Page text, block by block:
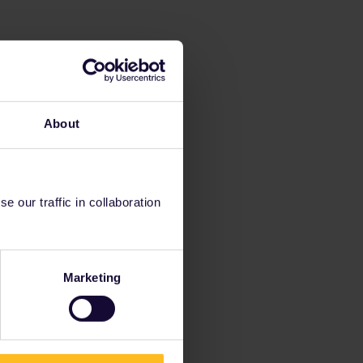
About
our traffic in collaboration
Marketing